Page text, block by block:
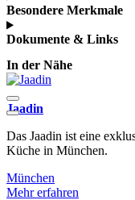
Besondere Merkmale
Dokumente & Links
In der Nähe
Jaadin
Das Jaadin ist eine
Küche in München.
München
Mehr erfahren